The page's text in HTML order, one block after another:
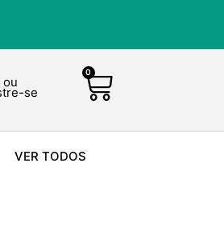
ou
se
0
VER TODOS